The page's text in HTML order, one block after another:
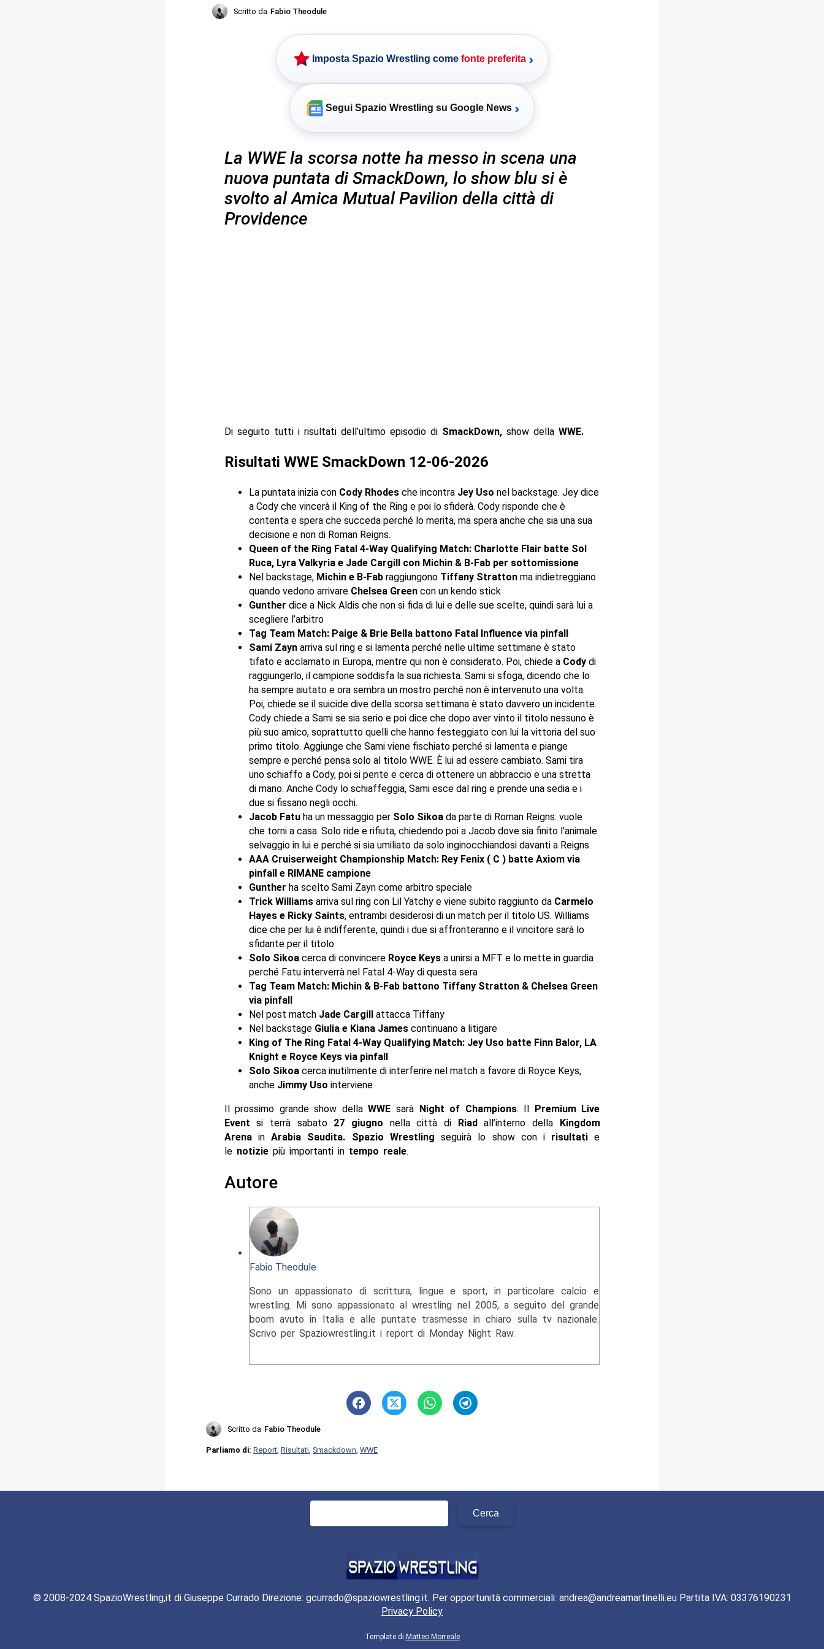
Scritto da Fabio Theodule
Imposta Spazio Wrestling come fonte preferita ›
Segui Spazio Wrestling su Google News ›
La WWE la scorsa notte ha messo in scena una
nuova puntata di SmackDown, lo show blu si è
svolto al Amica Mutual Pavilion della città di
Providence
Di seguito tutti i risultati dell’ultimo episodio di SmackDown,show della WWE.
Risultati WWE SmackDown 12-06-2026
La puntata inizia con Cody Rhodesche incontra Jey Uso nel backstage. Jey dice
a Cody che vincerà il King of the Ring e poi lo sfiderà. Cody risponde che è
contenta e spera che succeda perché lo merita, ma spera anche che sia una sua
decisione e non di Roman Reigns.
Queen of the Ring Fatal 4-Way Qualifying Match: Charlotte Flair batte Sol
Ruca, Lyra Valkyria e Jade Cargill con Michin & B-Fab per sottomissione
Nel backstage, Michin e B-Fabraggiungono Tiffany Strattonma indietreggiano
quando vedono arrivare Chelsea Greencon un kendo stick
Gunther dice a Nick Aldis che non si fida di lui e delle sue scelte, quindi sarà lui a
scegliere l’arbitro
Tag Team Match: Paige & Brie Bella battono Fatal Influence via pinfall
Sami Zaynarriva sul ring e si lamenta perché nelle ultime settimane è stato
tifato e acclamato in Europa, mentre qui non è considerato. Poi, chiede a Codydi
raggiungerlo, il campione soddisfa la sua richiesta. Sami si sfoga, dicendo che lo
ha sempre aiutato e ora sembra un mostro perché non è intervenuto una volta.
Poi, chiede se il suicide dive della scorsa settimana è stato davvero un incidente.
Cody chiede a Sami se sia serio e poi dice che dopo aver vinto il titolo nessuno è
più suo amico, soprattutto quelli che hanno festeggiato con lui la vittoria del suo
primo titolo. Aggiunge che Sami viene fischiato perché si lamenta e piange
sempre e perché pensa solo al titolo WWE. È lui ad essere cambiato. Sami tira
uno schiaffo a Cody, poi si pente e cerca di ottenere un abbraccio e una stretta
di mano. Anche Cody lo schiaffeggia, Sami esce dal ring e prende una sedia e i
due si fissano negli occhi.
Jacob Fatuha un messaggio per Solo Sikoada parte di Roman Reigns: vuole
che torni a casa. Solo ride e rifiuta, chiedendo poi a Jacob dove sia finito l’animale
selvaggio in lui e perché si sia umiliato da solo inginocchiandosi davanti a Reigns.
AAA Cruiserweight Championship Match: Rey Fenix ( C ) batte Axiom via
pinfall e RIMANE campione
Gunther ha scelto Sami Zayn come arbitro speciale
Trick Williamsarriva sul ring con Lil Yatchy e viene subito raggiunto da Carmelo
Hayes e Ricky Saints, entrambi desiderosi di un match per il titolo US. Williams
dice che per lui è indifferente, quindi i due si affronteranno e il vincitore sarà lo
sfidante per il titolo
Solo Sikoacerca di convincere Royce Keysa unirsi a MFT e lo mette in guardia
perché Fatu interverrà nel Fatal 4-Way di questa sera
Tag Team Match: Michin & B-Fab battono Tiffany Stratton & Chelsea Green
via pinfall
Nel post match Jade Cargillattacca Tiffany
Nel backstage Giulia e Kiana James continuano a litigare
King of The Ring Fatal 4-Way Qualifying Match: Jey Uso batte Finn Balor, LA
Knight e Royce Keys via pinfall
Solo Sikoacerca inutilmente di interferire nel match a favore di Royce Keys,
anche Jimmy Uso interviene
Il prossimo grande show dellaWWE sarà Night of Champions. Il Premium Live
Eventsi terrà sabato 27 giugno nella città di Riadall’interno dellaKingdom
Arena inArabia Saudita. Spazio Wrestlingseguirà lo show con i risultati e
le notiziepiù importanti in tempo reale.
Autore
Fabio Theodule
Sono un appassionato di scrittura, lingue e sport, in particolare calcio e
wrestling. Mi sono appassionato al wrestling nel 2005, a seguito del grande
boom avuto in Italia e alle puntate trasmesse in chiaro sulla tv nazionale.
Scrivo per Spaziowrestling.it i report di Monday Night Raw.
Scritto da Fabio Theodule
Parliamo di: Report, Risultati, Smackdown, WWE
Ricerca
© 2008-2024 SpazioWrestling,it di Giuseppe Currado Direzione: gcurrado@spaziowrestling.it. Per opportunità commerciali: andrea@andreamartinelli.eu Partita IVA: 03376190231
Privacy Policy
Template di Matteo Morreale